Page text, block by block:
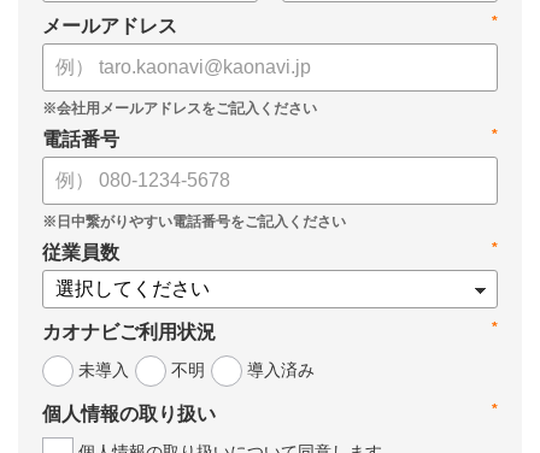
*
メールアドレス
*
電話番号
*
従業員数
*
カオナビご利用状況
未導入
不明 導入済み
*
個人情報の取り扱い